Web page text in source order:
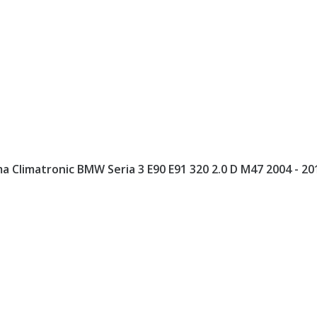
BMW Seria 3 E90 E91 320 2.0 D M47 2004 -